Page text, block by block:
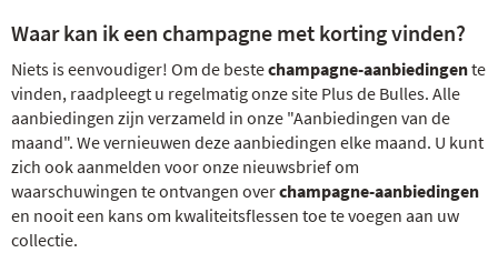
Waar kan ik een champagne met korting vinden?
Niets is eenvoudiger! Om de bestechampagne-aanbiedingente
vinden, raadpleegt u regelmatig onze site Plus de Bulles. Alle
aanbiedingen zijn verzameld in onze "Aanbiedingen van de
maand". We vernieuwen deze aanbiedingen elke maand. U kunt
zich ook aanmelden voor onze nieuwsbrief om
waarschuwingen te ontvangen overchampagne-aanbiedingen
en nooit een kans om kwaliteitsflessen toe te voegen aan uw
collectie.